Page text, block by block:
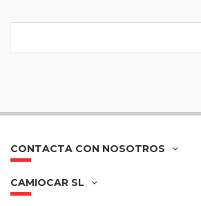
CONTACTA CON NOSOTROS
CAMIOCAR SL